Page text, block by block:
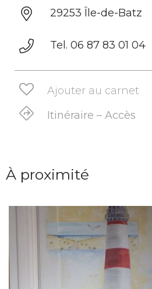
29253 Île-de-Batz
Tel. 06 87 83 01 04
Ajouter au carnet
Itinéraire – Accès
À proximité